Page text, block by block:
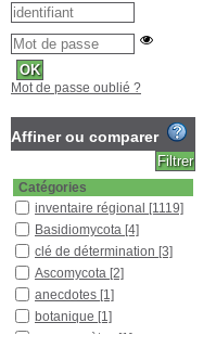
Mot de passe oublié ?
Affiner ou comparer
Catégories
inventaire régional [1119]
Basidiomycota [4]
clé de détermination [3]
Ascomycota [2]
anecdotes [1]
botanique [1]
myxomycètes [1]